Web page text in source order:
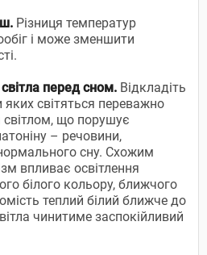
Різниця температур
і може зменшити
перед сном. Відкладіть
світяться переважно
що порушує
– речовини,
сну. Схожим
впливає освітлення
білого кольору, ближчого
теплий білий ближче до
чинитиме заспокійливий